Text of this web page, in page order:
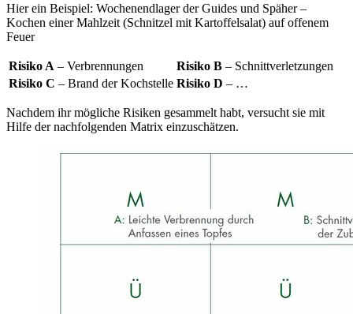
Hier ein Beispiel: Wochenendlager der Guides und Späher –
Kochen einer Mahlzeit (Schnitzel mit Kartoffelsalat) auf offenem
Feuer
Risiko A – Verbrennungen Risiko B – Schnittverletzungen
Risiko C – Brand der Kochstelle Risiko D – …
Nachdem ihr mögliche Risiken gesammelt habt, versucht sie mit
Hilfe der nachfolgenden Matrix einzuschätzen.